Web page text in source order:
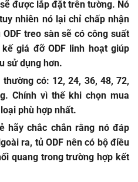
được lắp đặt trên tường. Nó
nhiên nó lại chỉ chấp nhận
treo sàn sẽ có công suất
giá đỡ ODF linh hoạt giúp
sử dụng hơn.
có: 12, 24, 36, 48, 72,
Chính vì thế khi chọn mua
phù hợp nhất.
hãy chắc chắn rằng nó đáp
ra, tủ ODF nên có bộ điều
quang trong trường hợp kết